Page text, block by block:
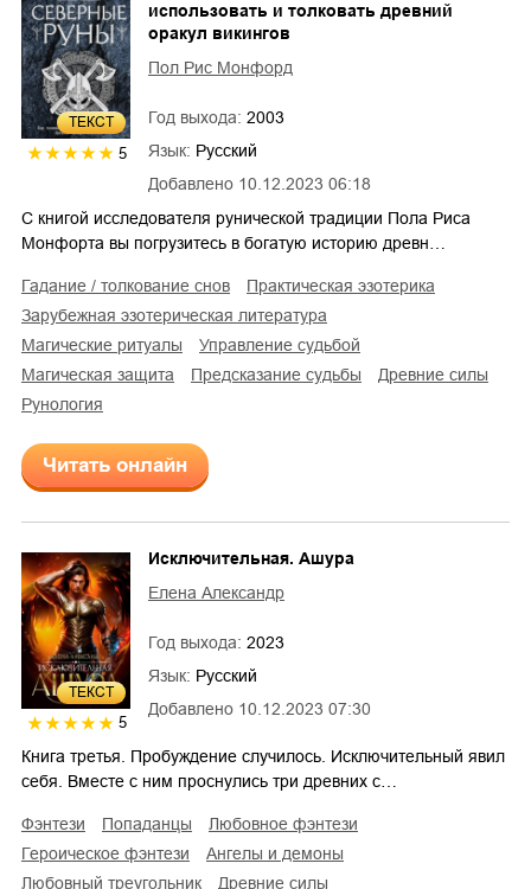
ТЕКСТ
5
Добавлено 10.12.2023 06:18
использовать и толковать древний
оракул викингов
Пол Рис Монфорд
Год выхода: 2003
Язык: Русский
С книгой исследователя рунической традиции Пола Риса
Монфорта вы погрузитесь в богатую историю древн…
гадание / толкование снов
практическая эзотерика
зарубежная эзотерическая литература
магические ритуалы
управление судьбой
магическая защита
предсказание судьбы
древние силы
рунология
Читать онлайн
ТЕКСТ
5
Добавлено 10.12.2023 07:30
Исключительная. Ашура
Елена Александр
Год выхода: 2023
Язык: Русский
Книга третья. Пробуждение случилось. Исключительный явил
себя. Вместе с ним проснулись три древних с…
фэнтези попаданцы
любовное фэнтези
героическое фэнтези
ангелы и демоны
любовный треугольник
древние силы